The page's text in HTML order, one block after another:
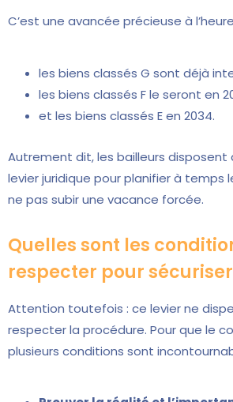
C’est une avancée précieuse à
les biens classés G sont déjà
les biens classés F le seront en
et les biens classés E en 2034.
Autrement dit, les bailleurs disposent
levier juridique pour planifier à temps
ne pas subir une vacance forcée.
Quelles sont les
respecter pour
Attention toutefois : ce levier ne
respecter la procédure. Pour que le
plusieurs conditions sont